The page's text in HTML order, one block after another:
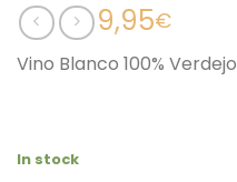
9,95€
Vino Blanco 100% Verdejo
In stock